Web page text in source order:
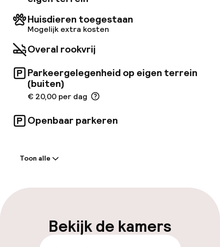
de speciale ontbijtruimte. Na een drukke dag
met vergaderingen of sightseeing, kun je
ontspannen in de lobbybar, die de hele dag
geopend is, voor een lichte snack of diner.
Huisdieren toegestaan
Mogelijk extra kosten
Overal rookvrij
Parkeergelegenheid op eigen terrein
(buiten)
€ 20,00 per dag
Openbaar parkeren
Meertalige medewerkers
Toon alle
Bekijk de kamers